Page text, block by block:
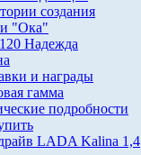
создания
"Ока"
Надежда
и награды
гамма
подробности
LADA Kalina 1,4